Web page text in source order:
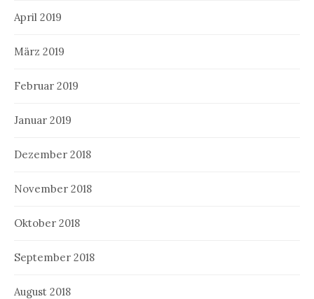
April 2019
März 2019
Februar 2019
Januar 2019
Dezember 2018
November 2018
Oktober 2018
September 2018
August 2018